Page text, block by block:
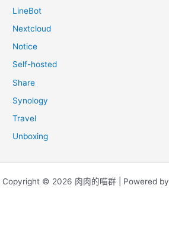
LineBot
Nextcloud
Notice
Self-hosted
Share
Synology
Travel
Unboxing
Copyright © 2026 肉肉的喵群 | Powered by